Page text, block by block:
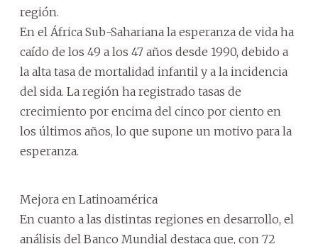
región.
En el África Sub-Sahariana la esperanza de vida ha
caído de los 49 a los 47 años desde 1990, debido a
la alta tasa de mortalidad infantil y a la incidencia
del sida. La región ha registrado tasas de
crecimiento por encima del cinco por ciento en
los últimos años, lo que supone un motivo para la
esperanza.
Mejora en Latinoamérica
En cuanto a las distintas regiones en desarrollo, el
análisis del Banco Mundial destaca que, con 72